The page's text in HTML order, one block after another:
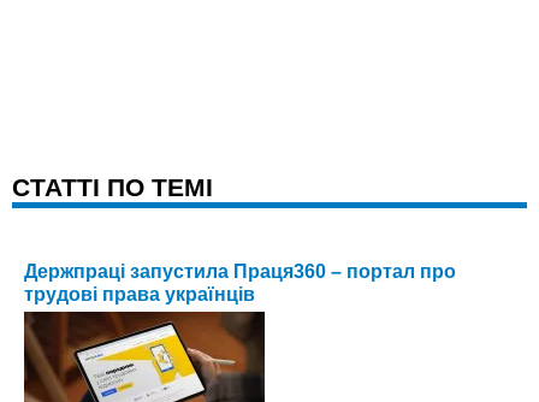
CТАТТІ ПО ТЕМІ
Держпраці запустила Праця360 – портал про
трудові права українців